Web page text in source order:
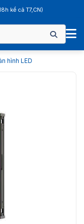
kể cả T7,CN)
hình LED